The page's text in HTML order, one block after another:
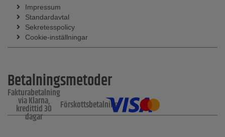
Impressum
Standardavtal
Sekretesspolicy
Cookie-inställningar
Betalningsmetoder
Fakturabetalning
via Klarna,
kredittid 30
dagar
Förskottsbetalning